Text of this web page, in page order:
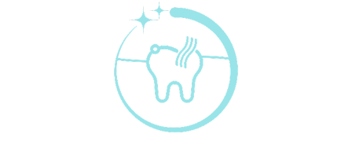
Erwartete Lieferung
Erwartete Lieferung